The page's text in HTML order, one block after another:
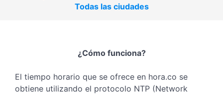
Todas las ciudades
¿Cómo funciona?
El tiempo horario que se ofrece en hora.co se
obtiene utilizando el protocolo NTP (Network